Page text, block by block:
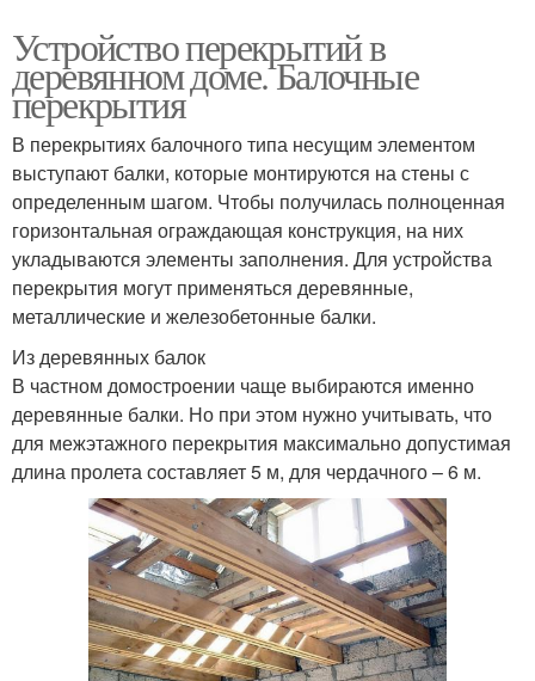
Устройство перекрытий в
деревянном доме. Балочные
перекрытия
В перекрытиях балочного типа несущим элементом
выступают балки, которые монтируются на стены с
определенным шагом. Чтобы получилась полноценная
горизонтальная ограждающая конструкция, на них
укладываются элементы заполнения. Для устройства
перекрытия могут применяться деревянные,
металлические и железобетонные балки.
Из деревянных балок
В частном домостроении чаще выбираются именно
деревянные балки. Но при этом нужно учитывать, что
для межэтажного перекрытия максимально допустимая
длина пролета составляет 5 м, для чердачного – 6 м.